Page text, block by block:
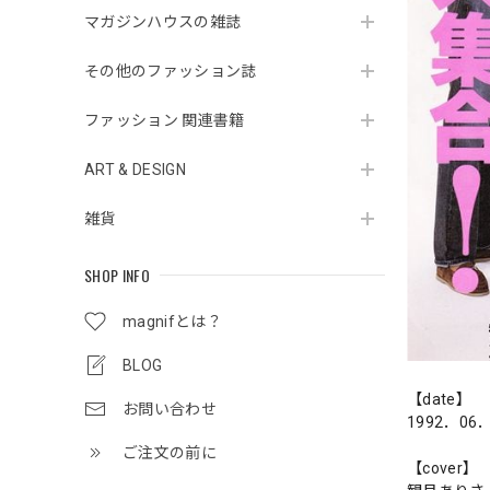
マガジンハウスの雑誌
その他のファッション誌
ファッション 関連書籍
ART & DESIGN
雑貨
SHOP INFO
magnifとは？
BLOG
お問い合わせ
ご注文の前に
【date】
1992．06
【cover】